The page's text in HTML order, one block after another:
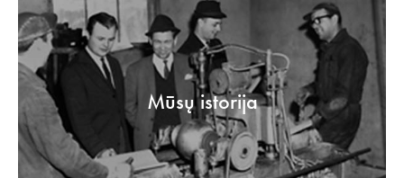
Mūsų istorija